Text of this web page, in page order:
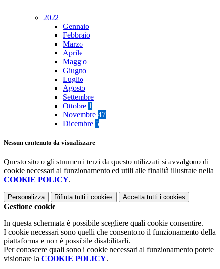
2022
Gennaio
Febbraio
Marzo
Aprile
Maggio
Giugno
Luglio
Agosto
Settembre
Ottobre 1
Novembre 47
Dicembre 5
Nessun contenuto da visualizzare
Questo sito o gli strumenti terzi da questo utilizzati si avvalgono di
cookie necessari al funzionamento ed utili alle finalità illustrate nella
COOKIE POLICY.
Personalizza Rifiuta tutti i cookies Accetta tutti i cookies
Gestione cookie
In questa schermata è possibile scegliere quali cookie consentire.
I cookie necessari sono quelli che consentono il funzionamento della
piattaforma e non è possibile disabilitarli.
Per conoscere quali sono i cookie necessari al funzionamento potete
visionare la COOKIE POLICY.